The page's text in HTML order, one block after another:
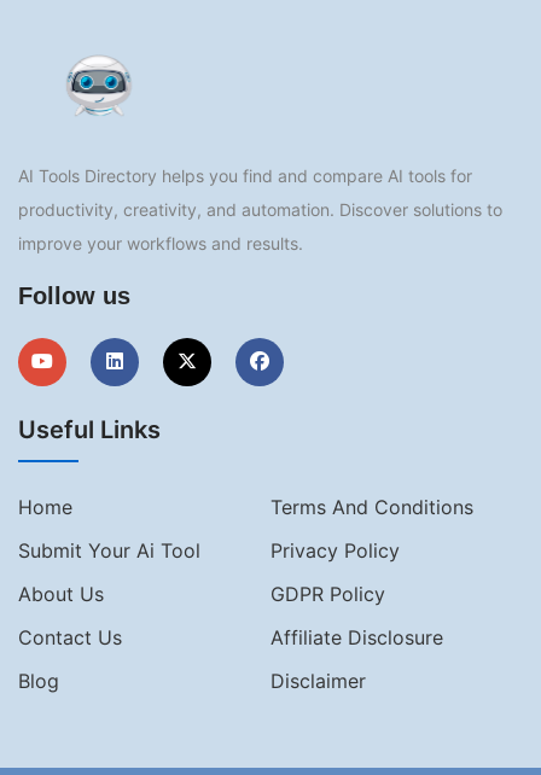
AI Tools Directory helps you find and compare AI tools for
productivity, creativity, and automation. Discover solutions to
improve your workflows and results.
Follow us
Useful Links
Home
Terms And Conditions
Submit Your Ai Tool
Privacy Policy
About Us
GDPR Policy
Contact Us
Affiliate Disclosure
Blog
Disclaimer